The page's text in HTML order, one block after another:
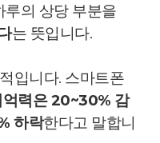
루의 상당 부분을
는 뜻입니다.
입니다. 스마트폰
억력은 20~30% 감
하락한다고 말합니